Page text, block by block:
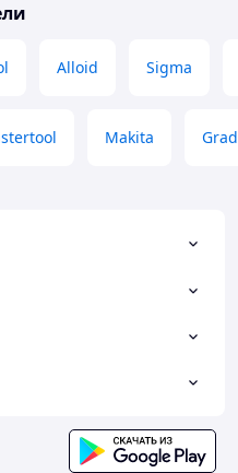
Alloid Sigma
Makita Grad